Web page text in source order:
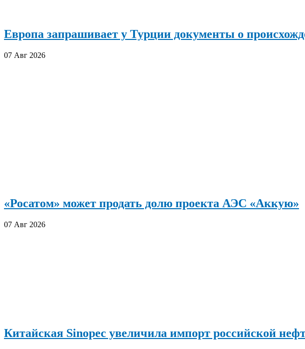
Европа запрашивает у Турции документы о
07 Авг 2026
«Росатом» может продать долю проекта АЭС «Аккую»
07 Авг 2026
Китайская Sinopec увеличила импорт российской